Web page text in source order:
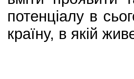
потенціалу в
країну, в якій